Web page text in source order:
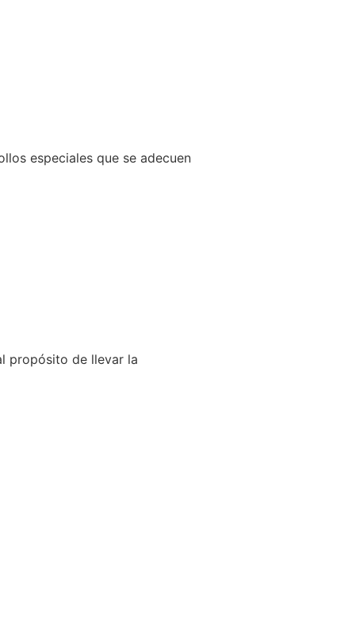
especiales que se adecuen
propósito de llevar la